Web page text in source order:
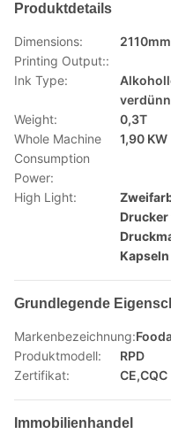
Produktdetails
Dimensions:
Printing Output::
Ink Type:
Weight:
0,3T
Whole Machine
Consumption
Power:
1,90 KW
High Light:
Kapseln
Grundlegende
Markenbezeichnung:
Produktmodell:
RPD
Zertifikat:
CE,CQC
Immobilienhandel